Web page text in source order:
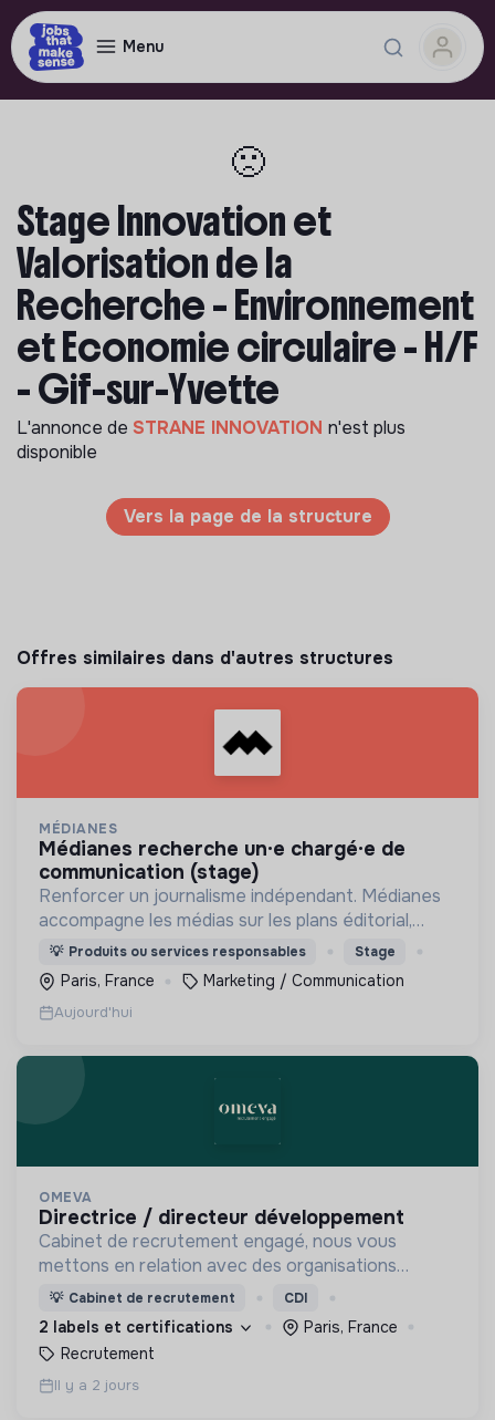
Menu
🙁
Stage Innovation et
Valorisation de la
Recherche – Environnement
et Economie circulaire - H/F
- Gif-sur-Yvette
L'annonce de STRANE INNOVATION n'est plus
disponible
Vers la page de la structure
Offres similaires dans d'autres structures
MÉDIANES
médianes recherche un·e chargé·e de
communication (stage)
Renforcer un journalisme indépendant. Médianes
accompagne les médias sur les plans éditorial,
économique, managérial et technique afin de
garantir leur viabilité et renforcer leur impact.
💡 Produits ou services responsables Stage
Paris, France Marketing / Communication
Aujourd'hui
OMEVA
directrice / directeur développement
Cabinet de recrutement engagé, nous vous
mettons en relation avec des organisations
soucieuses de leurs impacts, afin d'œuvrer
ensemble pour un futur souhaitable.
💡 Cabinet de recrutement CDI
2 labels et certifications
Paris, France
Recrutement
Il y a 2 jours